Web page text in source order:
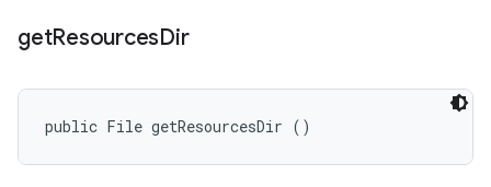
getResourcesDir
public File getResourcesDir ()